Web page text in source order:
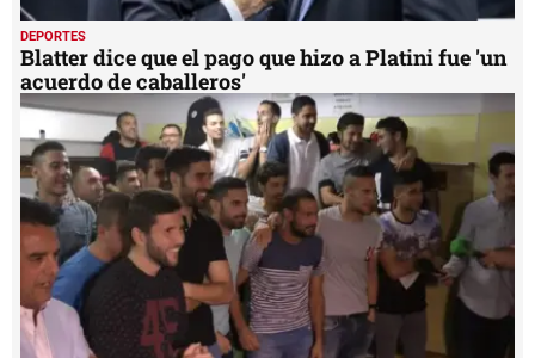
DEPORTES
Blatter dice que el pago que hizo a Platini fue 'un
acuerdo de caballeros'